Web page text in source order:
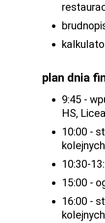
plan dnia
9:45 -
HS,
10:00 -
10:30-
15:00 -
16:00 -